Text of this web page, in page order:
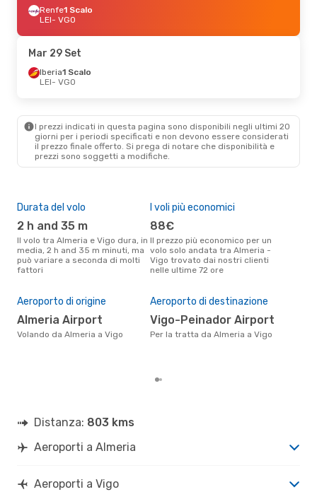
Renfe1 Scalo
LEI- VGO
Mar 29 Set
Iberia1 Scalo
LEI- VGO
I prezzi indicati in questa pagina sono disponibili negli ultimi 20
giorni per i periodi specificati e non devono essere considerati
il ​​prezzo finale offerto. Si prega di notare che disponibilità e
prezzi sono soggetti a modifiche.
Durata del volo
2 h and 35 m
Il volo tra Almeria e Vigo dura, in
media, 2 h and 35 m minuti, ma
può variare a seconda di molti
fattori
I voli più economici
88€
Il prezzo più economico per un
volo solo andata tra Almeria -
Vigo trovato dai nostri clienti
nelle ultime 72 ore
Aeroporto di origine
Almeria Airport
Volando da Almeria a Vigo
Aeroporto di destinazione
Vigo-Peinador Airport
Per la tratta da Almeria a Vigo
Distanza: 803 kms
Aeroporti a Almeria
Aeroporti a Vigo